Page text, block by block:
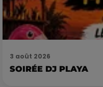
3 août 2026
SOIRÉE DJ PLAYA